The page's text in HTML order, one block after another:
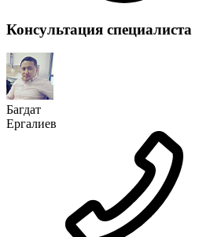
Консультация специалиста
Багдат
Ергалиев